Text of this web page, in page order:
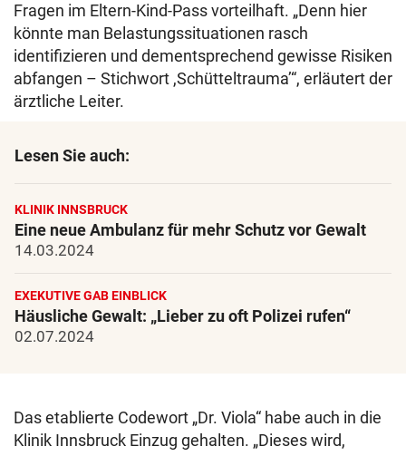
Fragen im Eltern-Kind-Pass vorteilhaft. „Denn hier
könnte man Belastungssituationen rasch
identifizieren und dementsprechend gewisse Risiken
abfangen – Stichwort ,Schütteltrauma’“, erläutert der
ärztliche Leiter.
Lesen Sie auch:
KLINIK INNSBRUCK
Eine neue Ambulanz für mehr Schutz vor Gewalt
14.03.2024
EXEKUTIVE GAB EINBLICK
Häusliche Gewalt: „Lieber zu oft Polizei rufen“
02.07.2024
Das etablierte Codewort „Dr. Viola“ habe auch in die
Klinik Innsbruck Einzug gehalten. „Dieses wird,